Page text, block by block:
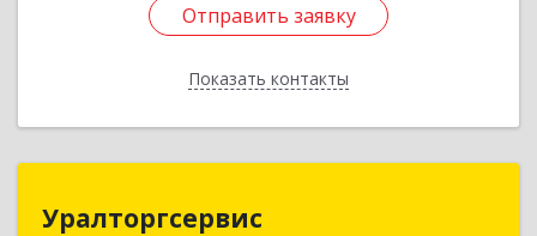
Отправить заявку
Показать контакты
Отправить заявку
Назад
Уралторгсервис